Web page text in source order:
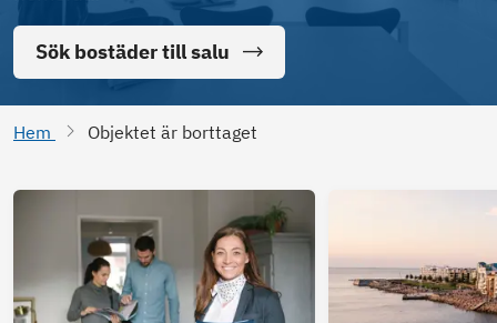
Sök bostäder till salu
Hem Objektet är borttaget